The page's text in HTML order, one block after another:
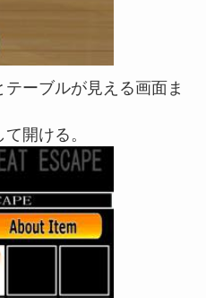
ーブルが見える画面ま
開ける。